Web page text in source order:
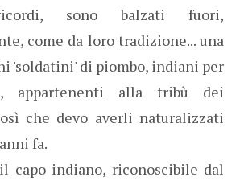
sono balzati fuori,
come da loro tradizione... una
'soldatini' di piombo, indiani per
appartenenti alla tribù dei
che devo averli naturalizzati
fa.
capo indiano, riconoscibile dal